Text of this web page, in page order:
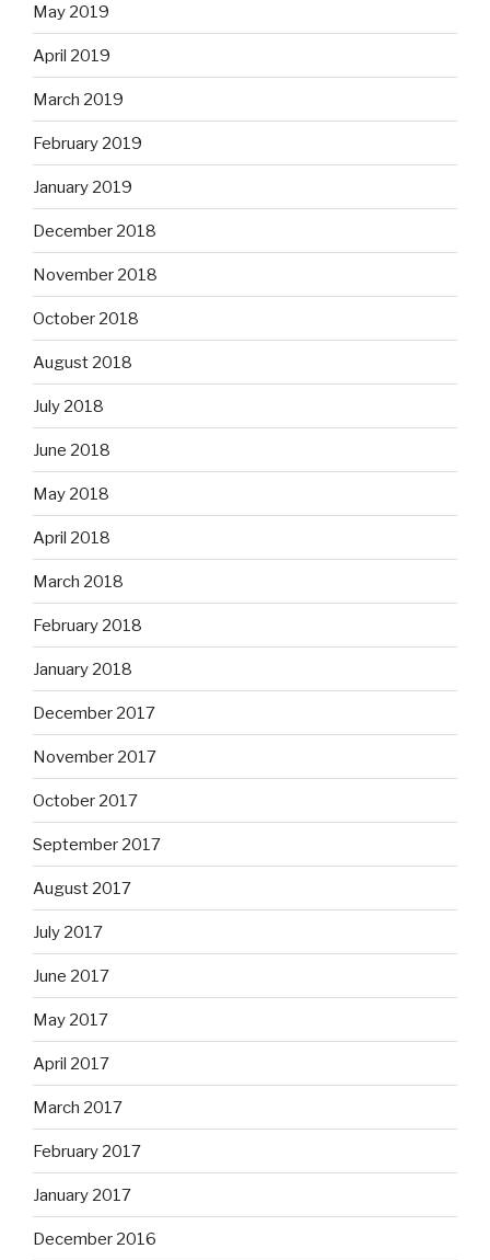
May 2019
April 2019
March 2019
February 2019
January 2019
December 2018
November 2018
October 2018
August 2018
July 2018
June 2018
May 2018
April 2018
March 2018
February 2018
January 2018
December 2017
November 2017
October 2017
September 2017
August 2017
July 2017
June 2017
May 2017
April 2017
March 2017
February 2017
January 2017
December 2016